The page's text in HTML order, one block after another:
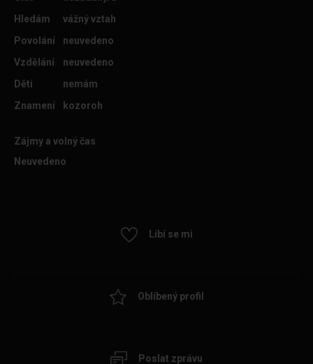
Hledám
vážný vztah
Povolání
neuvedeno
Vzdělání
neuvedeno
Děti
nemám
Znamení
kozoroh
Zájmy a volný čas
Neuvedeno
Líbí se mi
Oblíbený profil
Poslat zprávu